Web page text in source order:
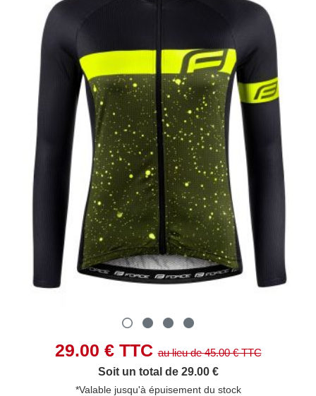
29.00 € TTCau lieu de45.00€ TTC
Soit un total de 29.00 €
*Valable jusqu'à épuisement du stock